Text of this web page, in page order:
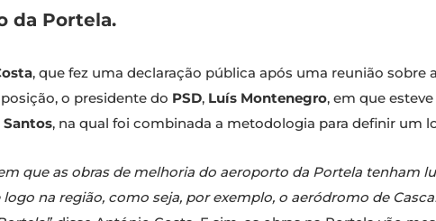
da Portela.
, que fez uma declaração pública após uma reunião sobre
o presidente do PSD, Luís Montenegro, em que
Santos, na qual foi combinada a metodologia para definir um
que as obras de melhoria do aeroporto da Portela tenham
na região, como seja, por exemplo, o aeródromo de